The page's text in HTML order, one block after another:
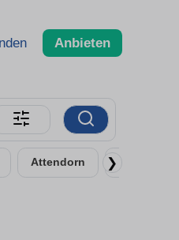
Anbieten
Attendorn ❯